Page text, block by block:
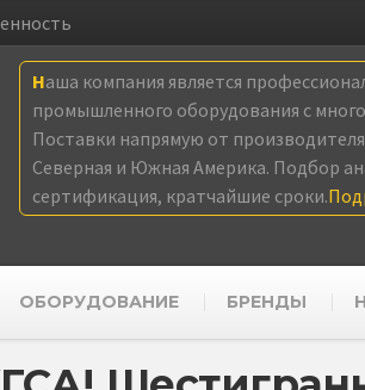
Наша компания является
промышленного оборудования с
Поставки напрямую от
Северная и Южная Америка. Подбор
сертификация, кратчайшие сроки.
ОБОРУДОВАНИЕ БРЕНДЫ